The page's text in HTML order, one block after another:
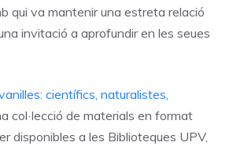
qui va mantenir una estreta relació
invitació a aprofundir en les seues
científics, naturalistes,
col·lecció de materials en format
disponibles a les Biblioteques UPV,